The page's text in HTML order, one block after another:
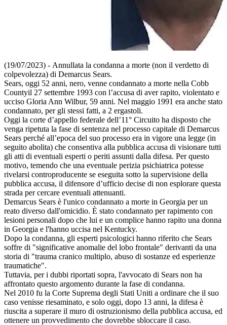
(19/07/2023) - Annullata la condanna a morte (non il verdetto di
colpevolezza) di Demarcus Sears.
Sears, oggi 52 anni, nero, venne condannato a morte nella Cobb
Countyil 27 settembre 1993 con l’accusa di aver rapito, violentato e
ucciso Gloria Ann Wilbur, 59 anni. Nel maggio 1991 era anche stato
condannato, per gli stessi fatti, a 2 ergastoli.
Oggi la corte d’appello federale dell’11° Circuito ha disposto che
venga ripetuta la fase di sentenza nel processo capitale di Demarcus
Sears perché all’epoca del suo processo era in vigore una legge (in
seguito abolita) che consentiva alla pubblica accusa di visionare tutti
gli atti di eventuali esperti o periti assunti dalla difesa. Per questo
motivo, temendo che una eventuale perizia psichiatrica potesse
rivelarsi controproducente se eseguita sotto la supervisione della
pubblica accusa, il difensore d’ufficio decise di non esplorare questa
strada per cercare eventuali attenuanti.
Demarcus Sears è l'unico condannato a morte in Georgia per un
reato diverso dall'omicidio. È stato condannato per rapimento con
lesioni personali dopo che lui e un complice hanno rapito una donna
in Georgia e l'hanno uccisa nel Kentucky.
Dopo la condanna, gli esperti psicologici hanno riferito che Sears
soffre di "significative anomalie del lobo frontale" derivanti da una
storia di "trauma cranico multiplo, abuso di sostanze ed esperienze
traumatiche".
Tuttavia, per i dubbi riportati sopra, l'avvocato di Sears non ha
affrontato questo argomento durante la fase di condanna.
Nel 2010 fu la Corte Suprema degli Stati Uniti a ordinare che il suo
caso venisse riesaminato, e solo oggi, dopo 13 anni, la difesa è
riuscita a superare il muro di ostruzionismo della pubblica accusa, ed
ottenere un provvedimento che dovrebbe sbloccare il caso.